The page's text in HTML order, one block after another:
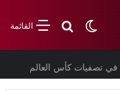
القائمةبحث عن
الوضع المظلم
في تصفيات كأس العالم